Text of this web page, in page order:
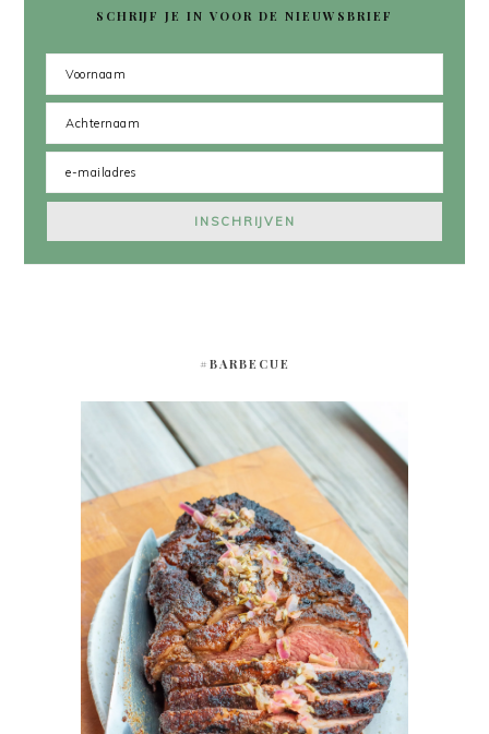
SCHRIJF JE IN VOOR DE NIEUWSBRIEF
#BARBECUE